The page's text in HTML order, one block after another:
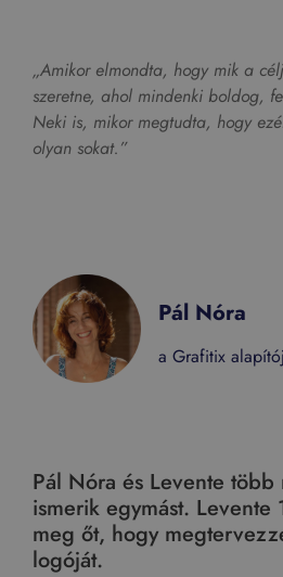
„Amikor elmondta, hogy mik a
szeretne, ahol mindenki boldog,
Neki is, mikor megtudta, hogy
olyan sokat.”
Pál Nóra
a Grafitix
Pál Nóra és Levente
ismerik egymást. Levente
meg őt, hogy
logóját.